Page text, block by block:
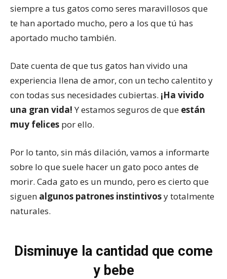
siempre a tus gatos como seres maravillosos que
te han aportado mucho, pero a los que tú has
aportado mucho también.
Date cuenta de que tus gatos han vivido una
experiencia llena de amor, con un techo calentito y
con todas sus necesidades cubiertas. ¡Ha vivido
una gran vida!Y estamos seguros de que están
muy felices por ello.
Por lo tanto, sin más dilación, vamos a informarte
sobre lo que suele hacer un gato poco antes de
morir. Cada gato es un mundo, pero es cierto que
siguen algunos patrones instintivosy totalmente
naturales.
Disminuye la cantidad que come
y bebe